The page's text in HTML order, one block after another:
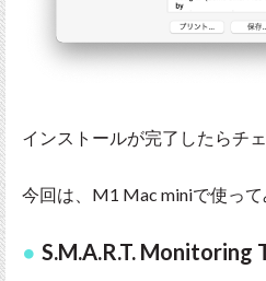
インストールが完了したらチ
今回は、M1 Mac miniで使って
S.M.A.R.T. Monitoring